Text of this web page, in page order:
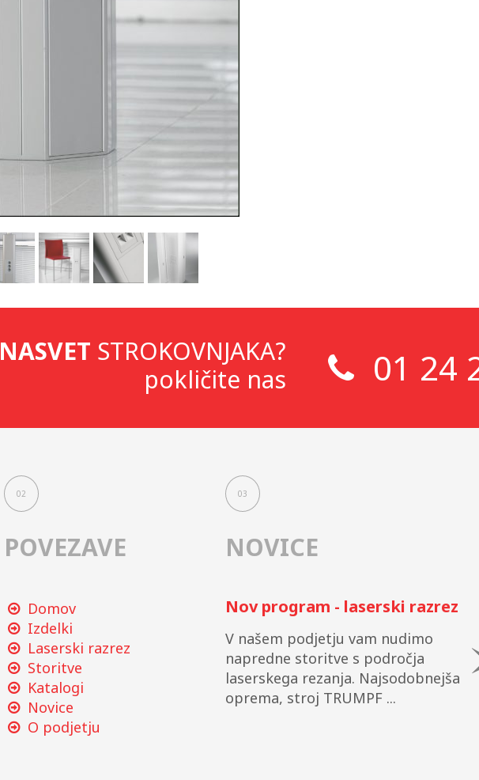
NASVET STROKOVNJAKA?
pokličite nas
01 24
02
POVEZAVE
Domov
Izdelki
Laserski razrez
Storitve
Katalogi
Novice
O podjetju
03
NOVICE
Nov program - laserski razrez
V našem podjetju vam nudimo
napredne storitve s področja
laserskega rezanja. Najsodobnejša
oprema, stroj TRUMPF ...